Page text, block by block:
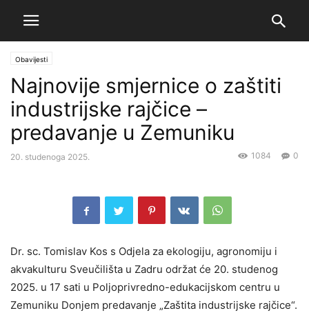
Obavijesti
Najnovije smjernice o zaštiti
industrijske rajčice –
predavanje u Zemuniku
20. studenoga 2025. 0
1084
Dr. sc. Tomislav Kos s Odjela za ekologiju, agronomiju i
akvakulturu Sveučilišta u Zadru održat će 20. studenog
2025. u 17 sati u Poljoprivredno-edukacijskom centru u
Zemuniku Donjem predavanje „Zaštita industrijske rajčice“.